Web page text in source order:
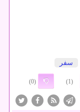
سفر
(1)
(0)